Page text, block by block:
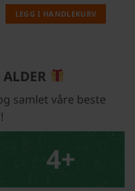
LEGG I HANDLEKURV
ALDER
samlet våre beste